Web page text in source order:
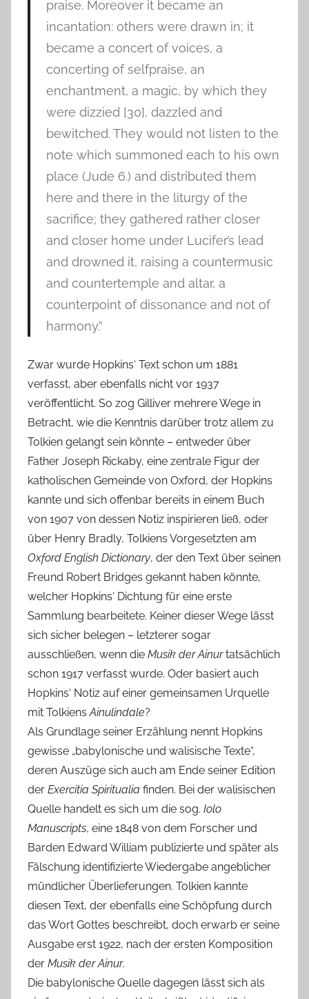
praise. Moreover it became an
incantation: others were drawn in; it
became a concert of voices, a
concerting of selfpraise, an
enchantment, a magic, by which they
were dizzied [30], dazzled and
bewitched. They would not listen to the
note which summoned each to his own
place (Jude 6.) and distributed them
here and there in the liturgy of the
sacrifice; they gathered rather closer
and closer home under Lucifer’s lead
and drowned it, raising a countermusic
and countertemple and altar, a
counterpoint of dissonance and not of
harmony.”
Zwar wurde Hopkins‘ Text schon um 1881
verfasst, aber ebenfalls nicht vor 1937
veröffentlicht. So zog Gilliver mehrere Wege in
Betracht, wie die Kenntnis darüber trotz allem zu
Tolkien gelangt sein könnte – entweder über
Father Joseph Rickaby, eine zentrale Figur der
katholischen Gemeinde von Oxford, der Hopkins
kannte und sich offenbar bereits in einem Buch
von 1907 von dessen Notiz inspirieren ließ, oder
über Henry Bradly, Tolkiens Vorgesetzten am
Oxford English Dictionary, der den Text über seinen
Freund Robert Bridges gekannt haben könnte,
welcher Hopkins‘ Dichtung für eine erste
Sammlung bearbeitete. Keiner dieser Wege lässt
sich sicher belegen – letzterer sogar
ausschließen, wenn die Musik der Ainurtatsächlich
schon 1917 verfasst wurde. Oder basiert auch
Hopkins‘ Notiz auf einer gemeinsamen Urquelle
mit TolkiensAinulindale?
Als Grundlage seiner Erzählung nennt Hopkins
gewisse „babylonische und walisische Texte“,
deren Auszüge sich auch am Ende seiner Edition
der Exercitia Spiritualia finden. Bei der walisischen
Quelle handelt es sich um die sog. Iolo
Manuscripts, eine 1848 von dem Forscher und
Barden Edward William publizierte und später als
Fälschung identifizierte Wiedergabe angeblicher
mündlicher Überlieferungen. Tolkien kannte
diesen Text, der ebenfalls eine Schöpfung durch
das Wort Gottes beschreibt, doch erwarb er seine
Ausgabe erst 1922, nach der ersten Komposition
der Musik der Ainur.
Die babylonische Quelle dagegen lässt sich als